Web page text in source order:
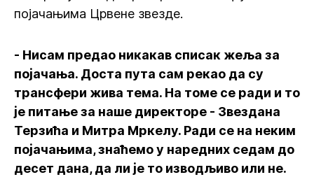
појачањима Црвене звезде.
- Нисам предао никакав списак жеља за
појачања. Доста пута сам рекао да су
трансфери жива тема. На томе се ради и то
је питање за наше директоре - Звездана
Терзића и Митра Мркелу. Ради се на неким
појачањима, знаћемо у наредних седам до
десет дана, да ли је то изводљиво или не.